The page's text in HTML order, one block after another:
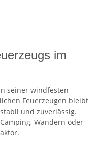
im
seiner windfesten
Feuerzeugen bleibt
und zuverlässig.
Wandern oder